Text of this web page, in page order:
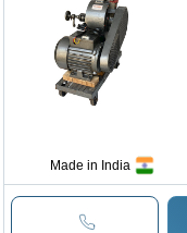
Made in India